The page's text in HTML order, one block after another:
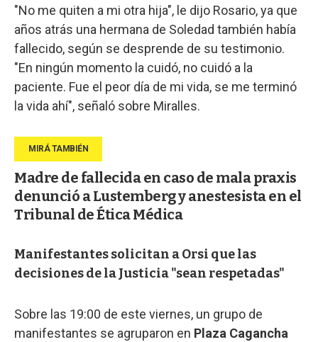
"No me quiten a mi otra hija", le dijo Rosario, ya que
años atrás una hermana de Soledad también había
fallecido, según se desprende de su testimonio.
"En ningún momento la cuidó, no cuidó a la
paciente. Fue el peor día de mi vida, se me terminó
la vida ahí", señaló sobre Miralles.
Madre de fallecida en caso de mala praxis
denunció a Lustemberg y anestesista en el
Tribunal de Ética Médica
Manifestantes solicitan a Orsi que las
decisiones de la Justicia "sean respetadas"
Sobre las 19:00 de este viernes, un grupo de
manifestantes se agruparon en Plaza Cagancha